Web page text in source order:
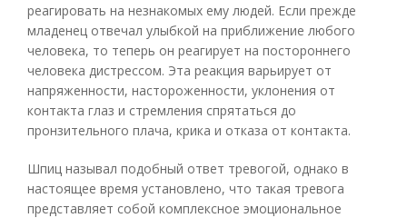
реагировать на незнакомых ему людей. Если прежде
младенец отвечал улыбкой на приближение любого
человека, то теперь он реагирует на постороннего
человека дистрессом. Эта реакция варьирует от
напряженности, настороженности, уклонения от
контакта глаз и стремления спрятаться до
пронзительного плача, крика и отказа от контакта.
Шпиц называл подобный ответ тревогой, однако в
настоящее время установлено, что такая тревога
представляет собой комплексное эмоциональное